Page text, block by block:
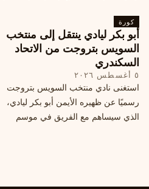
محتملة أخرى.
كورة
أبو بكر ليادي ينتقل إلى منتخب
السويس بتروجت من الاتحاد
السكندري
٥ أغسطس ٢٠٢٦
استغنى نادي منتخب السويس بتروجت
رسميًا عن ظهيره الأيمن أبو بكر ليادي،
الذي سيساهم مع الفريق في موسم